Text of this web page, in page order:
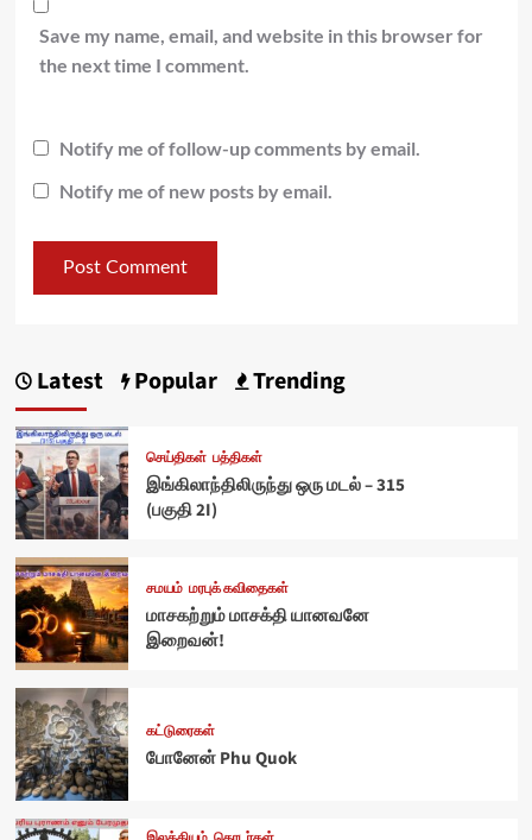
Save my name, email, and website in this browser for
the next time I comment.
Notify me of follow-up comments by email.
Notify me of new posts by email.
Latest Popular Trending
செய்திகள் பத்திகள்
இங்கிலாந்திலிருந்து ஒரு மடல் – 315
(பகுதி 2I)
சமயம் மரபுக் கவிதைகள்
மாசகற்றும் மாசக்தி யானவனே
இறைவன்!
கட்டுரைகள்
போனேன் Phu Quok